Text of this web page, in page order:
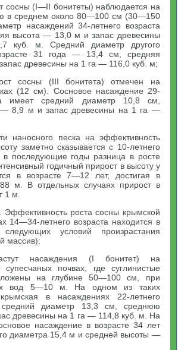
сосны (I—II бонитеты) наблюдается на
в среднем около 80—100 см (30—150
насаждений 34-летнего возраста
высота — 13,0 м и запас древесины
м. Средний диаметр другого
31 года — 13,4 см, средняя
древесины на 1 га — 116,0 куб. м;
сосны (III бонитета) отмечен на
(12 см). Сосновое насаждение 29-
имеет средний диаметр 10,8 см,
8,9 м и запас древесины на 1 га —
наносного песка на эффективность
заметно сказывается с 10-летнего
в последующие годы разница в росте
годичный прирост в высоту у
в возрасте 7—12 лет, достигая в
м. В отдельных случаях прирост в
1 м.
Эффективность роста сосны крымской
14—34-летнего возраста находится в
условий произрастания
массив):
насаждения (I бонитет) на
супесчаных почвах, где суглинистые
на глубине 50—100 см, при
вод 5—10 м. На одном из таких
в насаждениях 22-летнего
средний диаметр 13,3 см, среднюю
древесины на 1 га — 114,8 куб. м. На
насаждение в возрасте 34 лет
диаметра 15,4 м и средней высоты —